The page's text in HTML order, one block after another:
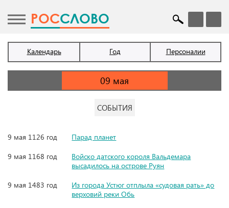
POCСЛОВО
Календарь Год Персоналии
СОБЫТИЯ
9 мая 1126 год
Парад планет
9 мая 1168 год
Войско датского короля Вальдемара
высадилось на острове Руян
9 мая 1483 год
Из города Устюг отплыла «судовая рать» до
верховий реки Обь